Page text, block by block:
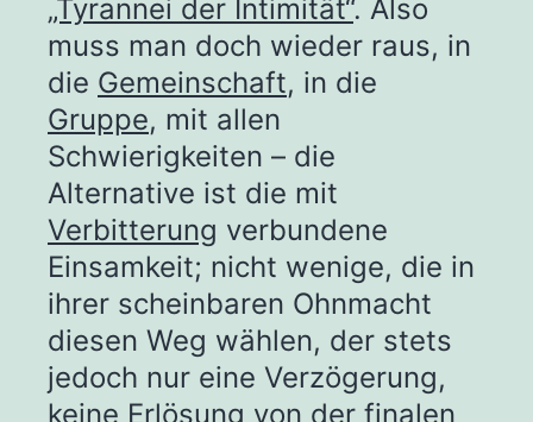
„Tyrannei der Intimität“. Also
muss man doch wieder raus, in
die Gemeinschaft, in die
Gruppe, mit allen
Schwierigkeiten – die
Alternative ist die mit
Verbitterung verbundene
Einsamkeit; nicht wenige, die in
ihrer scheinbaren Ohnmacht
diesen Weg wählen, der stets
jedoch nur eine Verzögerung,
keine Erlösung von der finalen